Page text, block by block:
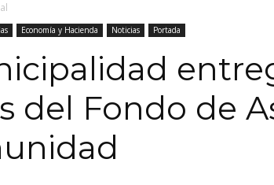
Economía y Hacienda Noticias Portada
del Fondo de